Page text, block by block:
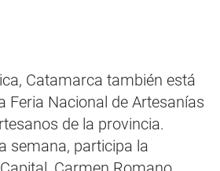
Catamarca también está
Feria Nacional de Artesanías
de la provincia.
semana, participa la